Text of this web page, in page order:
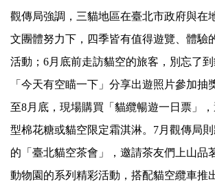
觀傳局強調，三貓地區在臺北市政府與在
文團體努力下，四季皆有值得遊覽、 體驗
活動；6月底前走訪貓空的旅客， 別忘了
「今天有空瞄一下」分享出遊照片參加抽
至8月底，現場購買「貓纜暢遊一日票」，
型棉花糖或貓空限定霜淇淋。7月觀傳局
的「臺北貓空茶會」，邀請茶友們上山品
動物園的系列精彩活動， 搭配貓空纜車推